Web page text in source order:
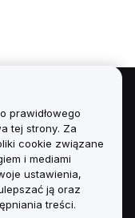
prawidłowego
tej strony. Za
cookie związane
i mediami
ustawienia,
ją oraz
treści.